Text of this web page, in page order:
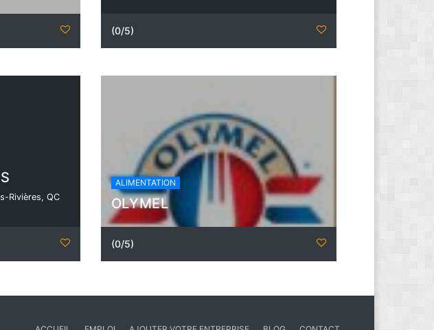
(0/5)
Rivières, QC
ALIMENTATION
OLYMEL
(0/5)